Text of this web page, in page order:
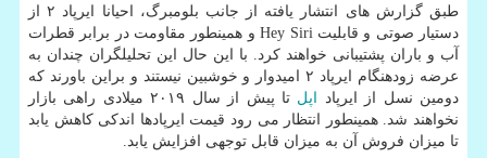
طبق گزارش های انتشار یافته از جانب بلومبرگ، احیانا ایرپاد ۲ از
دستیار صوتی و قابلیت Hey Siri و همینطور مقاومت در برابر قطرات
آب و باران پشتیبانی خواهند كرد. با این حال این تحلیلگران چندان به
عرضه زودهنگام ایرپاد ۲ امیدوار و خوشبین نیستند و براین باورند كه
دومین نسل از ایرپاد
اپل
تا پیش از سال ۲۰۱۹ میلادی راهی بازار
نخواهند شد. همینطور انتظار می رود قیمت ایرپادها اندكی كاهش یابد
تا میزان فروش آن به میزان قابل توجهی افزایش یابد.